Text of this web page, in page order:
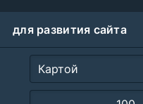
для развития сайта